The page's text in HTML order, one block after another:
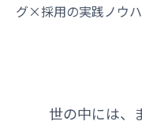
グ×採用の実践ノウハ
世の中には、